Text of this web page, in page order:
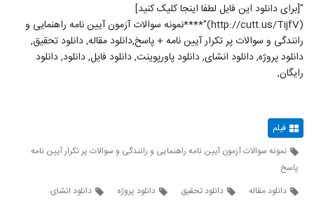
"[برای دانلود این فایل لطفا اینجا کلیک کنید]
(http://cutt.us/TijfV)"****نمونه سوالات آزمون آیین نامه راهنمایی و
رانندگی و سوالات پر تکرار آیین نامه + پاسخ,دانلود مقاله, دانلود تحقیق,
دانلود پروژه, دانلود انشای, دانلود پاورپوینت, دانلود فایل, دانلود, دانلود
رایگان,
فیلم
نمونه سوالات آزمون آیین نامه راهنمایی و رانندگی و سوالات پر تکرار آیین نامه
پاسخ
دانلود مقاله
دانلود تحقیق دانلود پروژه
دانلود انشای